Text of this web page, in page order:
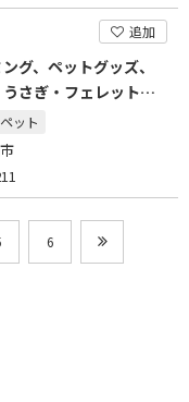
追加
グ、ペットグッズ、
さぎ・フェレット、
ことなら
ペット
6